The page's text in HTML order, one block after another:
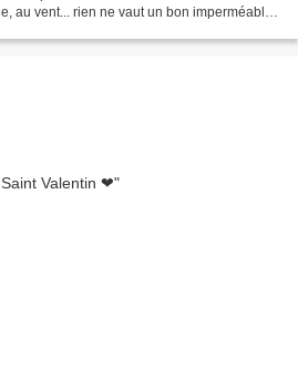
au vent... rien ne vaut un bon imperméable !